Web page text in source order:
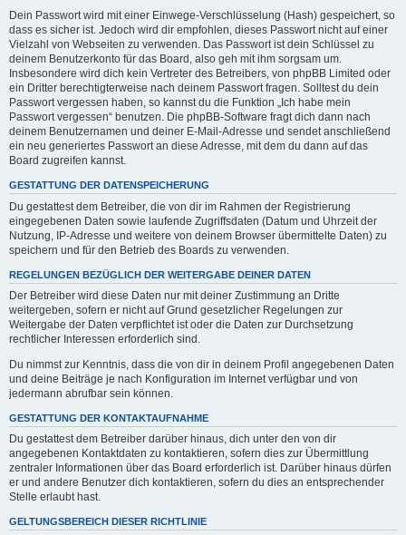
Dein Passwort wird mit einer Einwege-Verschlüsselung (Hash) gespeichert, so
dass es sicher ist. Jedoch wird dir empfohlen, dieses Passwort nicht auf einer
Vielzahl von Webseiten zu verwenden. Das Passwort ist dein Schlüssel zu
deinem Benutzerkonto für das Board, also geh mit ihm sorgsam um.
Insbesondere wird dich kein Vertreter des Betreibers, von phpBB Limited oder
ein Dritter berechtigterweise nach deinem Passwort fragen. Solltest du dein
Passwort vergessen haben, so kannst du die Funktion „Ich habe mein
Passwort vergessen“ benutzen. Die phpBB-Software fragt dich dann nach
deinem Benutzernamen und deiner E-Mail-Adresse und sendet anschließend
ein neu generiertes Passwort an diese Adresse, mit dem du dann auf das
Board zugreifen kannst.
GESTATTUNG DER DATENSPEICHERUNG
Du gestattest dem Betreiber, die von dir im Rahmen der Registrierung
eingegebenen Daten sowie laufende Zugriffsdaten (Datum und Uhrzeit der
Nutzung, IP-Adresse und weitere von deinem Browser übermittelte Daten) zu
speichern und für den Betrieb des Boards zu verwenden.
REGELUNGEN BEZÜGLICH DER WEITERGABE DEINER DATEN
Der Betreiber wird diese Daten nur mit deiner Zustimmung an Dritte
weitergeben, sofern er nicht auf Grund gesetzlicher Regelungen zur
Weitergabe der Daten verpflichtet ist oder die Daten zur Durchsetzung
rechtlicher Interessen erforderlich sind.
Du nimmst zur Kenntnis, dass die von dir in deinem Profil angegebenen Daten
und deine Beiträge je nach Konfiguration im Internet verfügbar und von
jedermann abrufbar sein können.
GESTATTUNG DER KONTAKTAUFNAHME
Du gestattest dem Betreiber darüber hinaus, dich unter den von dir
angegebenen Kontaktdaten zu kontaktieren, sofern dies zur Übermittlung
zentraler Informationen über das Board erforderlich ist. Darüber hinaus dürfen
er und andere Benutzer dich kontaktieren, sofern du dies an entsprechender
Stelle erlaubt hast.
GELTUNGSBEREICH DIESER RICHTLINIE